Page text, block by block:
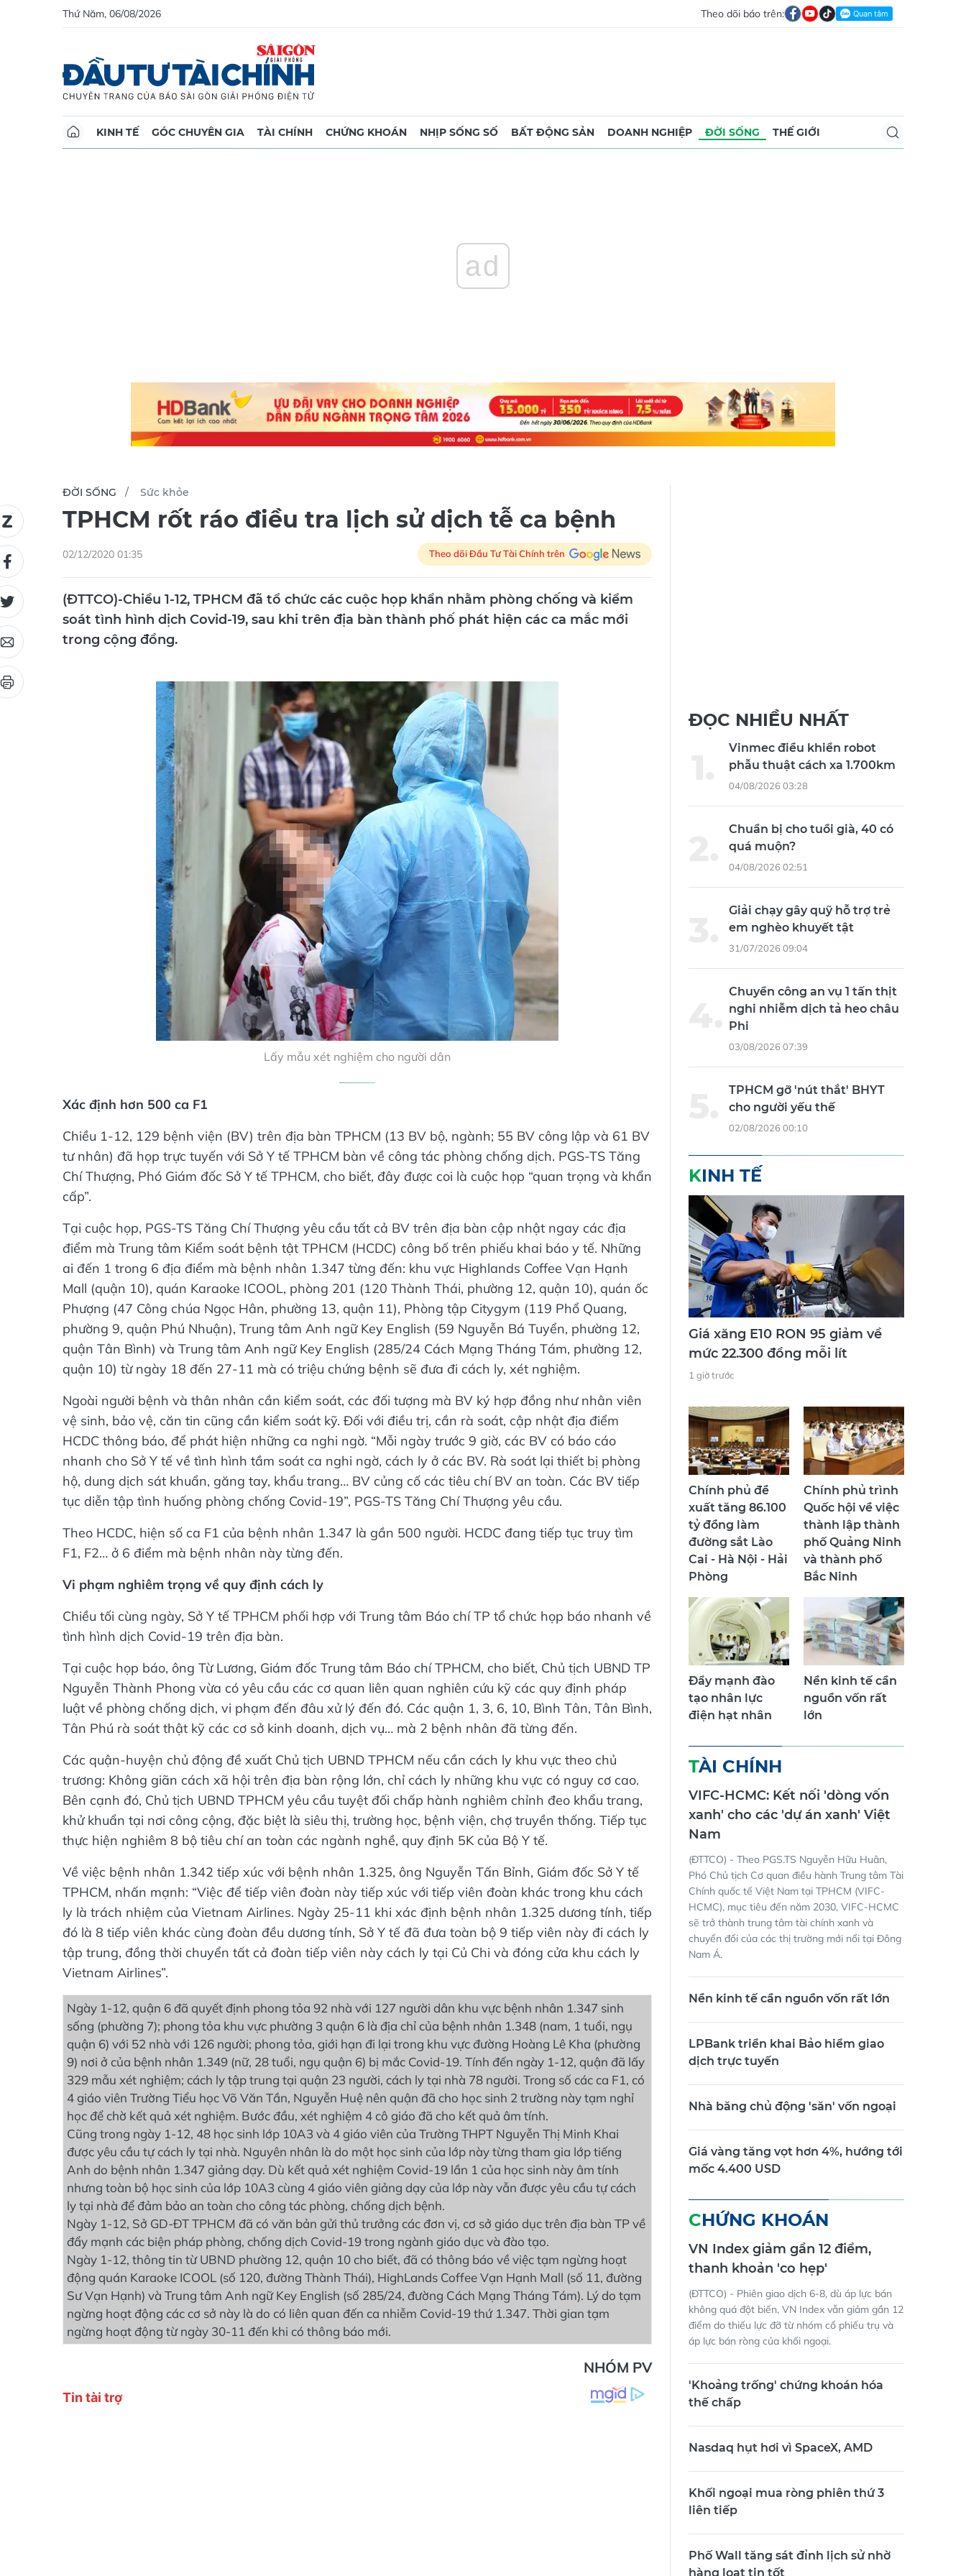
Thứ Năm, 06/08/2026 Theo dõi báo trên:
KINH TẾ GÓC CHUYÊN GIA TÀI CHÍNH CHỨNG KHOÁN NHỊP SỐNG SỐ BẤT ĐỘNG SẢN DOANH NGHIỆP ĐỜI SỐNG THẾ GIỚI
ad
ĐỜI SỐNG Sức khỏe
TPHCM rốt ráo điều tra lịch sử dịch tễ ca bệnh
02/12/2020 01:35 Theo dõi Đầu Tư Tài Chính trên
(ĐTTCO)-Chiều 1-12, TPHCM đã tổ chức các cuộc họp khẩn nhằm phòng chống và kiểm
soát tình hình dịch Covid-19, sau khi trên địa bàn thành phố phát hiện các ca mắc mới
trong cộng đồng.
Lấy mẫu xét nghiệm cho người dân
Xác định hơn 500 ca F1
Chiều 1-12, 129 bệnh viện (BV) trên địa bàn TPHCM (13 BV bộ, ngành; 55 BV công lập và 61 BV
tư nhân) đã họp trực tuyến với Sở Y tế TPHCM bàn về công tác phòng chống dịch. PGS-TS Tăng
Chí Thượng, Phó Giám đốc Sở Y tế TPHCM, cho biết, đây được coi là cuộc họp “quan trọng và khẩn
cấp”.
Tại cuộc họp, PGS-TS Tăng Chí Thượng yêu cầu tất cả BV trên địa bàn cập nhật ngay các địa
điểm mà Trung tâm Kiểm soát bệnh tật TPHCM (HCDC) công bố trên phiếu khai báo y tế. Những
ai đến 1 trong 6 địa điểm mà bệnh nhân 1.347 từng đến: khu vực Highlands Coffee Vạn Hạnh
Mall (quận 10), quán Karaoke ICOOL, phòng 201 (120 Thành Thái, phường 12, quận 10), quán ốc
Phượng (47 Công chúa Ngọc Hân, phường 13, quận 11), Phòng tập Citygym (119 Phổ Quang,
phường 9, quận Phú Nhuận), Trung tâm Anh ngữ Key English (59 Nguyễn Bá Tuyển, phường 12,
quận Tân Bình) và Trung tâm Anh ngữ Key English (285/24 Cách Mạng Tháng Tám, phường 12,
quận 10) từ ngày 18 đến 27-11 mà có triệu chứng bệnh sẽ đưa đi cách ly, xét nghiệm.
Ngoài người bệnh và thân nhân cần kiểm soát, các đối tượng mà BV ký hợp đồng như nhân viên
vệ sinh, bảo vệ, căn tin cũng cần kiểm soát kỹ. Đối với điều trị, cần rà soát, cập nhật địa điểm
HCDC thông báo, để phát hiện những ca nghi ngờ. “Mỗi ngày trước 9 giờ, các BV có báo cáo
nhanh cho Sở Y tế về tình hình tầm soát ca nghi ngờ, cách ly ở các BV. Rà soát lại thiết bị phòng
hộ, dung dịch sát khuẩn, găng tay, khẩu trang… BV củng cố các tiêu chí BV an toàn. Các BV tiếp
tục diễn tập tình huống phòng chống Covid-19”, PGS-TS Tăng Chí Thượng yêu cầu.
Theo HCDC, hiện số ca F1 của bệnh nhân 1.347 là gần 500 người. HCDC đang tiếp tục truy tìm
F1, F2… ở 6 điểm mà bệnh nhân này từng đến.
Vi phạm nghiêm trọng về quy định cách ly
Chiều tối cùng ngày, Sở Y tế TPHCM phối hợp với Trung tâm Báo chí TP tổ chức họp báo nhanh về
tình hình dịch Covid-19 trên địa bàn.
Tại cuộc họp báo, ông Từ Lương, Giám đốc Trung tâm Báo chí TPHCM, cho biết, Chủ tịch UBND TP
Nguyễn Thành Phong vừa có yêu cầu các cơ quan liên quan nghiên cứu kỹ các quy định pháp
luật về phòng chống dịch, vi phạm đến đâu xử lý đến đó. Các quận 1, 3, 6, 10, Bình Tân, Tân Bình,
Tân Phú rà soát thật kỹ các cơ sở kinh doanh, dịch vụ… mà 2 bệnh nhân đã từng đến.
Các quận-huyện chủ động đề xuất Chủ tịch UBND TPHCM nếu cần cách ly khu vực theo chủ
trương: Không giãn cách xã hội trên địa bàn rộng lớn, chỉ cách ly những khu vực có nguy cơ cao.
Bên cạnh đó, Chủ tịch UBND TPHCM yêu cầu tuyệt đối chấp hành nghiêm chỉnh đeo khẩu trang,
khử khuẩn tại nơi công cộng, đặc biệt là siêu thị, trường học, bệnh viện, chợ truyền thống. Tiếp tục
thực hiện nghiêm 8 bộ tiêu chí an toàn các ngành nghề, quy định 5K của Bộ Y tế.
Về việc bệnh nhân 1.342 tiếp xúc với bệnh nhân 1.325, ông Nguyễn Tấn Bỉnh, Giám đốc Sở Y tế
TPHCM, nhấn mạnh: “Việc để tiếp viên đoàn này tiếp xúc với tiếp viên đoàn khác trong khu cách
ly là trách nhiệm của Vietnam Airlines. Ngày 25-11 khi xác định bệnh nhân 1.325 dương tính, tiếp
đó là 8 tiếp viên khác cùng đoàn đều dương tính, Sở Y tế đã đưa toàn bộ 9 tiếp viên này đi cách ly
tập trung, đồng thời chuyển tất cả đoàn tiếp viên này cách ly tại Củ Chi và đóng cửa khu cách ly
Vietnam Airlines”.
Ngày 1-12, quận 6 đã quyết định phong tỏa 92 nhà với 127 người dân khu vực bệnh nhân 1.347 sinh
sống (phường 7); phong tỏa khu vực phường 3 quận 6 là địa chỉ của bệnh nhân 1.348 (nam, 1 tuổi, ngụ
quận 6) với 52 nhà với 126 người; phong tỏa, giới hạn đi lại trong khu vực đường Hoàng Lê Kha (phường
9) nơi ở của bệnh nhân 1.349 (nữ, 28 tuổi, ngụ quận 6) bị mắc Covid-19. Tính đến ngày 1-12, quận đã lấy
329 mẫu xét nghiệm; cách ly tập trung tại quận 23 người, cách ly tại nhà 78 người. Trong số các ca F1, có
4 giáo viên Trường Tiểu học Võ Văn Tần, Nguyễn Huệ nên quận đã cho học sinh 2 trường này tạm nghỉ
học để chờ kết quả xét nghiệm. Bước đầu, xét nghiệm 4 cô giáo đã cho kết quả âm tính.
Cũng trong ngày 1-12, 48 học sinh lớp 10A3 và 4 giáo viên của Trường THPT Nguyễn Thị Minh Khai
được yêu cầu tự cách ly tại nhà. Nguyên nhân là do một học sinh của lớp này từng tham gia lớp tiếng
Anh do bệnh nhân 1.347 giảng dạy. Dù kết quả xét nghiệm Covid-19 lần 1 của học sinh này âm tính
nhưng toàn bộ học sinh của lớp 10A3 cùng 4 giáo viên giảng dạy của lớp này vẫn được yêu cầu tự cách
ly tại nhà để đảm bảo an toàn cho công tác phòng, chống dịch bệnh.
Ngày 1-12, Sở GD-ĐT TPHCM đã có văn bản gửi thủ trưởng các đơn vị, cơ sở giáo dục trên địa bàn TP về
đẩy mạnh các biện pháp phòng, chống dịch Covid-19 trong ngành giáo dục và đào tạo.
Ngày 1-12, thông tin từ UBND phường 12, quận 10 cho biết, đã có thông báo về việc tạm ngừng hoạt
động quán Karaoke ICOOL (số 120, đường Thành Thái), HighLands Coffee Vạn Hạnh Mall (số 11, đường
Sư Vạn Hạnh) và Trung tâm Anh ngữ Key English (số 285/24, đường Cách Mạng Tháng Tám). Lý do tạm
ngừng hoạt động các cơ sở này là do có liên quan đến ca nhiễm Covid-19 thứ 1.347. Thời gian tạm
ngừng hoạt động từ ngày 30-11 đến khi có thông báo mới.
NHÓM PV
ĐỌC NHIỀU NHẤT
Vinmec điều khiển robot
phẫu thuật cách xa 1.700km
04/08/2026 03:28
Chuẩn bị cho tuổi già, 40 có
quá muộn?
04/08/2026 02:51
Giải chạy gây quỹ hỗ trợ trẻ
em nghèo khuyết tật
31/07/2026 09:04
Chuyển công an vụ 1 tấn thịt
nghi nhiễm dịch tả heo châu
Phi
03/08/2026 07:39
TPHCM gỡ 'nút thắt' BHYT
cho người yếu thế
02/08/2026 00:10
KINH TẾ
Giá xăng E10 RON 95 giảm về
mức 22.300 đồng mỗi lít
1 giờ trước
Chính phủ đề
xuất tăng 86.100
tỷ đồng làm
đường sắt Lào
Cai - Hà Nội - Hải
Phòng
Chính phủ trình
Quốc hội về việc
thành lập thành
phố Quảng Ninh
và thành phố
Bắc Ninh
Đẩy mạnh đào
tạo nhân lực
điện hạt nhân
Nền kinh tế cần
nguồn vốn rất
lớn
TÀI CHÍNH
VIFC-HCMC: Kết nối 'dòng vốn
xanh' cho các 'dự án xanh' Việt
Nam
(ĐTTCO) - Theo PGS.TS Nguyễn Hữu Huân,
Phó Chủ tịch Cơ quan điều hành Trung tâm Tài
Chính quốc tế Việt Nam tại TPHCM (VIFC-
HCMC), mục tiêu đến năm 2030, VIFC-HCMC
sẽ trở thành trung tâm tài chính xanh và
chuyển đổi của các thị trường mới nổi tại Đông
Nam Á.
Nền kinh tế cần nguồn vốn rất lớn
LPBank triển khai Bảo hiểm giao
dịch trực tuyến
Nhà băng chủ động 'săn' vốn ngoại
Giá vàng tăng vọt hơn 4%, hướng tới
mốc 4.400 USD
CHỨNG KHOÁN
VN Index giảm gần 12 điểm,
thanh khoản 'co hẹp'
(ĐTTCO) - Phiên giao dịch 6-8, dù áp lực bán
không quá đột biến, VN Index vẫn giảm gần 12
điểm do thiếu lực đỡ từ nhóm cổ phiếu trụ và
áp lực bán ròng của khối ngoại.
'Khoảng trống' chứng khoán hóa
thế chấp
Nasdaq hụt hơi vì SpaceX, AMD
Khối ngoại mua ròng phiên thứ 3
liên tiếp
Phố Wall tăng sát đỉnh lịch sử nhờ
hàng loạt tin tốt